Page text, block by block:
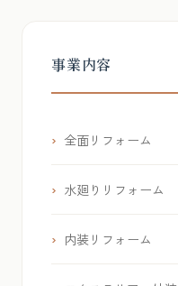
事業内容
全面リフォーム
水廻りリフォーム
内装リフォーム